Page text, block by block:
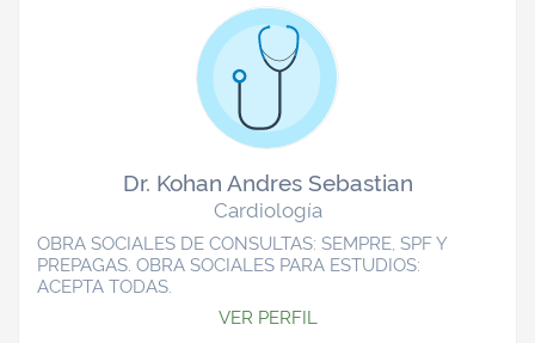
Dr. Kohan Andres Sebastian
Cardiología
OBRA SOCIALES DE CONSULTAS: SEMPRE, SPF Y
PREPAGAS. OBRA SOCIALES PARA ESTUDIOS:
ACEPTA TODAS.
VER PERFIL